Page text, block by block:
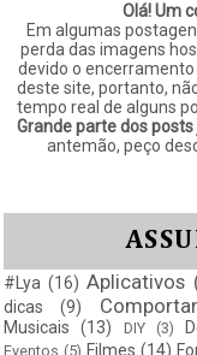
Olá! Um
Em algumas
perda das imagens
devido o
deste site, portanto,
tempo real de alguns
Grande parte dos
antemão, peço
#Lya (16) Aplicativos
dicas
(9)
Musicais
(13) DIY (3)
Eventos (5) Filmes (14)